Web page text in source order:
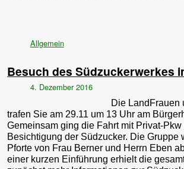
Allgemein
Besuch des Südzuckerwerkes
4. Dezember 2016
Die LandFrauen
trafen Sie am 29.11 um 13 Uhr am
Gemeinsam ging die Fahrt mit Privat-
Besichtigung der Südzucker. Die Gruppe
Pforte von Frau Berner und Herrn Eben
einer kurzen Einführung erhielt die